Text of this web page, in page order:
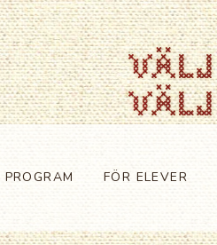
PROGRAM FÖR ELEVER